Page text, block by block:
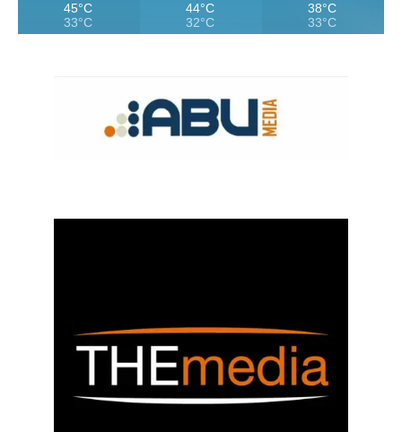
45°C
33°C
44°C
32°C
38°C
33°C